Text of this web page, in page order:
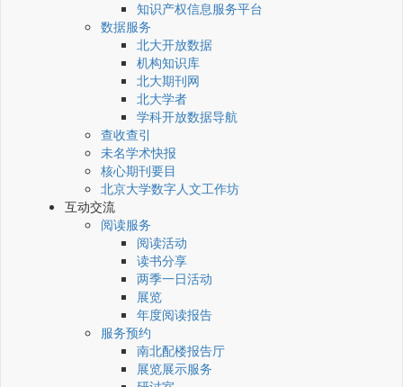
知识产权信息服务平台
数据服务
北大开放数据
机构知识库
北大期刊网
北大学者
学科开放数据导航
查收查引
未名学术快报
核心期刊要目
北京大学数字人文工作坊
互动交流
阅读服务
阅读活动
读书分享
两季一日活动
展览
年度阅读报告
服务预约
南北配楼报告厅
展览展示服务